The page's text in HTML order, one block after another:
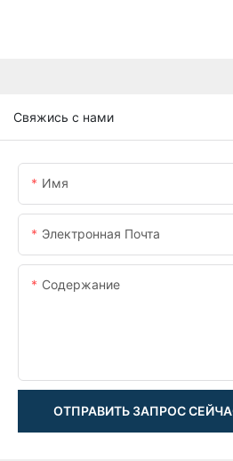
Свяжись с нами
Имя
Электронная Почта
Содержание
ОТПРАВИТЬ ЗАПРОС